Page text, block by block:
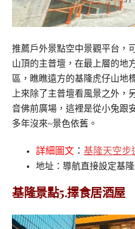
推薦戶外景點空中景觀平台，
山頂的主普壇，在最上層的地
區，瞧瞧遠方的基隆虎仔山地
上來除了主普壇看風景之外，
音佛前廣場，這裡是從小兔跟
多年沒來~景色依舊。
詳細圖文 ： 基隆天空步
地址：導航直接設定基
基隆景點5.擇食居酒屋